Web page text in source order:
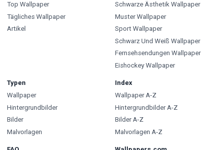
Top Wallpaper
Tägliches Wallpaper
Artikel
Schwarze Ästhetik Wallpaper
Muster Wallpaper
Sport Wallpaper
Schwarz Und Weiß Wallpaper
Fernsehsendungen Wallpaper
Eishockey Wallpaper
Typen
Wallpaper
Hintergrundbilder
Bilder
Malvorlagen
Index
Wallpaper A-Z
Hintergrundbilder A-Z
Bilder A-Z
Malvorlagen A-Z